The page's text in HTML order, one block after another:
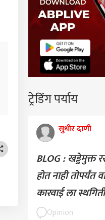
ट्रेडिंग पर्याय
सुधीर दाणी
BLOG : खड्डेमुक्त
होत नाही तोपर्यंत
कारवाई ला
Opinion